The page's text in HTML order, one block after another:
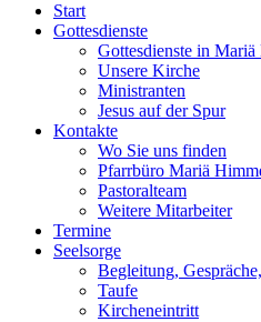
Start
Gottesdienste
Gottesdienste in
Unsere Kirche
Ministranten
Jesus auf der Spur
Kontakte
Wo Sie uns finden
Pfarrbüro Mariä
Pastoralteam
Weitere Mitarbeiter
Termine
Seelsorge
Begleitung,
Taufe
Kircheneintritt